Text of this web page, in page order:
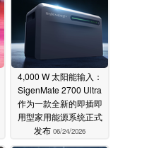
4,000 W 太阳能输入：
SigenMate 2700 Ultra
作为一款全新的即插即
用型家用能源系统正式
发布 06/24/2026